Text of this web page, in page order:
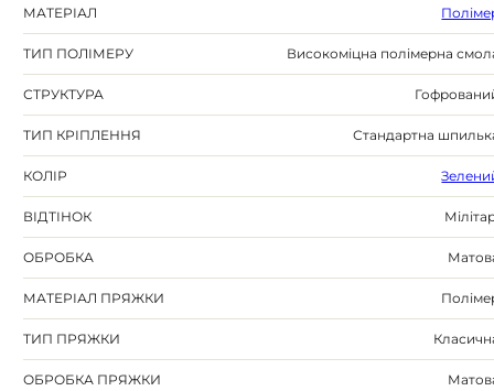
МАТЕРІАЛ
ТИП ПОЛІМЕРУ Високоміцна полімерна
СТРУКТУРА
ТИП КРІПЛЕННЯ Стандартна
КОЛІР
ВІДТІНОК
ОБРОБКА
МАТЕРІАЛ ПРЯЖКИ
ТИП ПРЯЖКИ
ОБРОБКА ПРЯЖКИ